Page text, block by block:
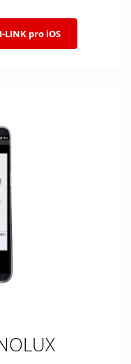
LINK pro iOS